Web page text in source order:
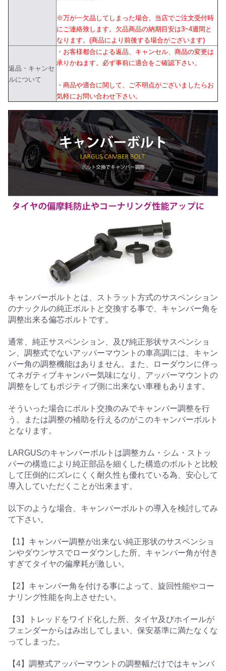
※万が一欠品してしまった場合、当店でご注文受付時
にご連絡致します。欠品商品の納期目安は3~4週間と
なります。(商品により前後する場合がございます)
返品・キャンセ
ルについて
・お客様都合による返品、キャンセル、商品の変更は
承りかねます。必ず事前に適合をご確認下さい。
・商品や適合に関して、ご不明点がございましたらお
気軽にお問い合わせ下さい。
キャンバーボルトとは、ストラット方式のサスペンション
のナックルの純正ボルトと交換する事で、キャンバー角を
調整出来る偏芯ボルトです。
通常、純正サスペンション、及び純正形状サスペンショ
ン、調整式でないアッパーマウントの車高調には、キャン
バー角の調整機能はありません。また、ローダウンに伴っ
てネガティブキャンバー気味になり、アッパーマウントの
調整をしてもポジティブ側に出来ない車種もあります。
そういった場合にボルト交換のみでキャンバー調整を行
う、または調整の補助を行えるのがこのキャンバーボルト
となります。
LARGUSのキャンバーボルトは調整カム・シム・ストッ
パーの構造により純正部品を細くした構造のボルトと比較
して圧倒的にズレにくく耐久性も優れている為、安心して
導入していただくことが出来ます。
以下のような場合、キャンバーボルトの導入を検討してみ
て下さい。
【1】キャンバー調整が出来ない純正形状のサスペンショ
ンやダウンサスでローダウンした所、キャンバー角が付き
すぎてタイヤの偏摩耗が激しい。
【2】キャンバー角を付ける事によって、旋回性能やコー
ナリング性能を向上させたい。
【3】トレッドをワイド化した所、タイヤ及びホイールが
フェンダーからはみ出してしまい、保安基準に満たなくな
ってしまった。
【4】調整式アッパーマウントの調整幅だけではキャンバ